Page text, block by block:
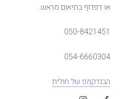
או דפדוף בתיאום מראש:
050-8421451
054-6660304
הבנדקמפ של חולית